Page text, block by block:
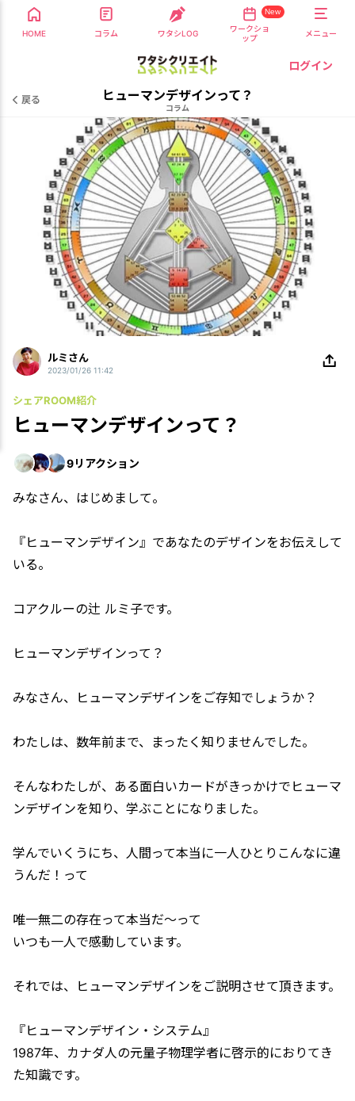
HOME コラム ワタシLOG
New
ワークショ
ップ
メニュー
ログイン
戻る ヒューマンデザインって？
コラム
ルミさん
2023/01/26 11:42
シェアROOM紹介
ヒューマンデザインって？
9リアクション
みなさん、はじめまして。
『ヒューマンデザイン』であなたのデザインをお伝えして
いる。
コアクルーの辻 ルミ子です。
ヒューマンデザインって？
みなさん、ヒューマンデザインをご存知でしょうか？
わたしは、数年前まで、まったく知りませんでした。
そんなわたしが、ある面白いカードがきっかけでヒューマ
ンデザインを知り、学ぶことになりました。
学んでいくうにち、人間って本当に一人ひとりこんなに違
うんだ！って
唯一無二の存在って本当だ〜って
いつも一人で感動しています。
それでは、ヒューマンデザインをご説明させて頂きます。
『ヒューマンデザイン・システム』
1987年、カナダ人の元量子物理学者に啓示的におりてき
た知識です。